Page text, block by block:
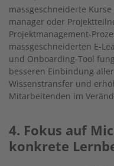
massgeschneiderte
manager oder
Projektmanagement-
massgeschneiderten E-
und Onboarding-Tool
besseren Einbindung
Wissenstransfer und
Mitarbeitenden im
4. Fokus auf
konkrete